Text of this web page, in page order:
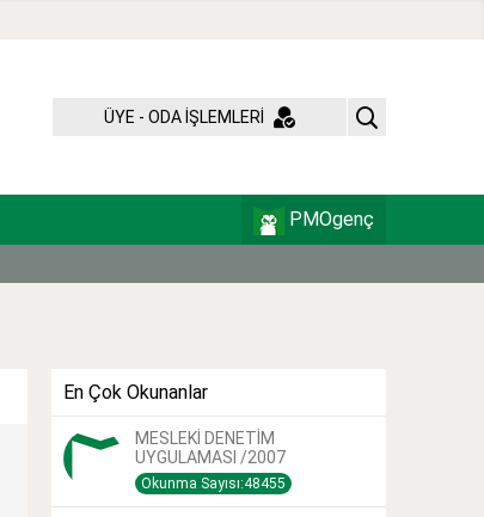
ÜYE - ODA İŞLEMLERİ
PMOgenç
En Çok Okunanlar
MESLEKİ DENETİM
UYGULAMASI /2007
Okunma Sayısı:48455